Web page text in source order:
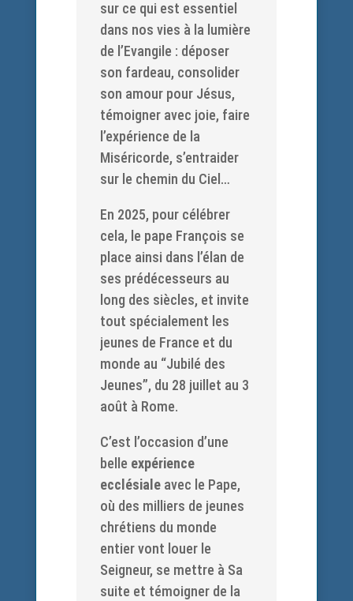
sur ce qui est essentiel
dans nos vies à la lumière
de l’Evangile : déposer
son fardeau, consolider
son amour pour Jésus,
témoigner avec joie, faire
l’expérience de la
Miséricorde, s’entraider
sur le chemin du Ciel…
En 2025, pour célébrer
cela, le pape François se
place ainsi dans l’élan de
ses prédécesseurs au
long des siècles, et invite
tout spécialement les
jeunes de France et du
monde au “Jubilé des
Jeunes”, du 28 juillet au 3
août à Rome.
C’est l’occasion d’une
belle expérience
ecclésiale avec le Pape,
où des milliers de jeunes
chrétiens du monde
entier vont louer le
Seigneur, se mettre à Sa
suite et témoigner de la